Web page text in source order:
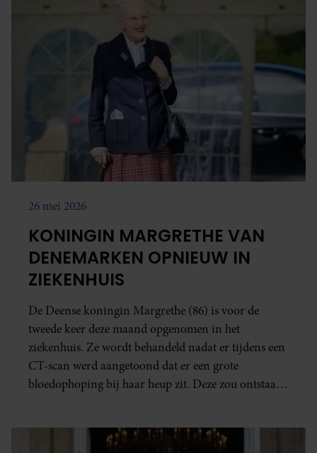
26 mei 2026
KONINGIN MARGRETHE VAN
DENEMARKEN OPNIEUW IN
ZIEKENHUIS
De Deense koningin Margrethe (86) is voor de
tweede keer deze maand opgenomen in het
ziekenhuis. Ze wordt behandeld nadat er tijdens een
CT-scan werd aangetoond dat er een grote
bloedophoping bij haar heup zit. Deze zou ontstaan